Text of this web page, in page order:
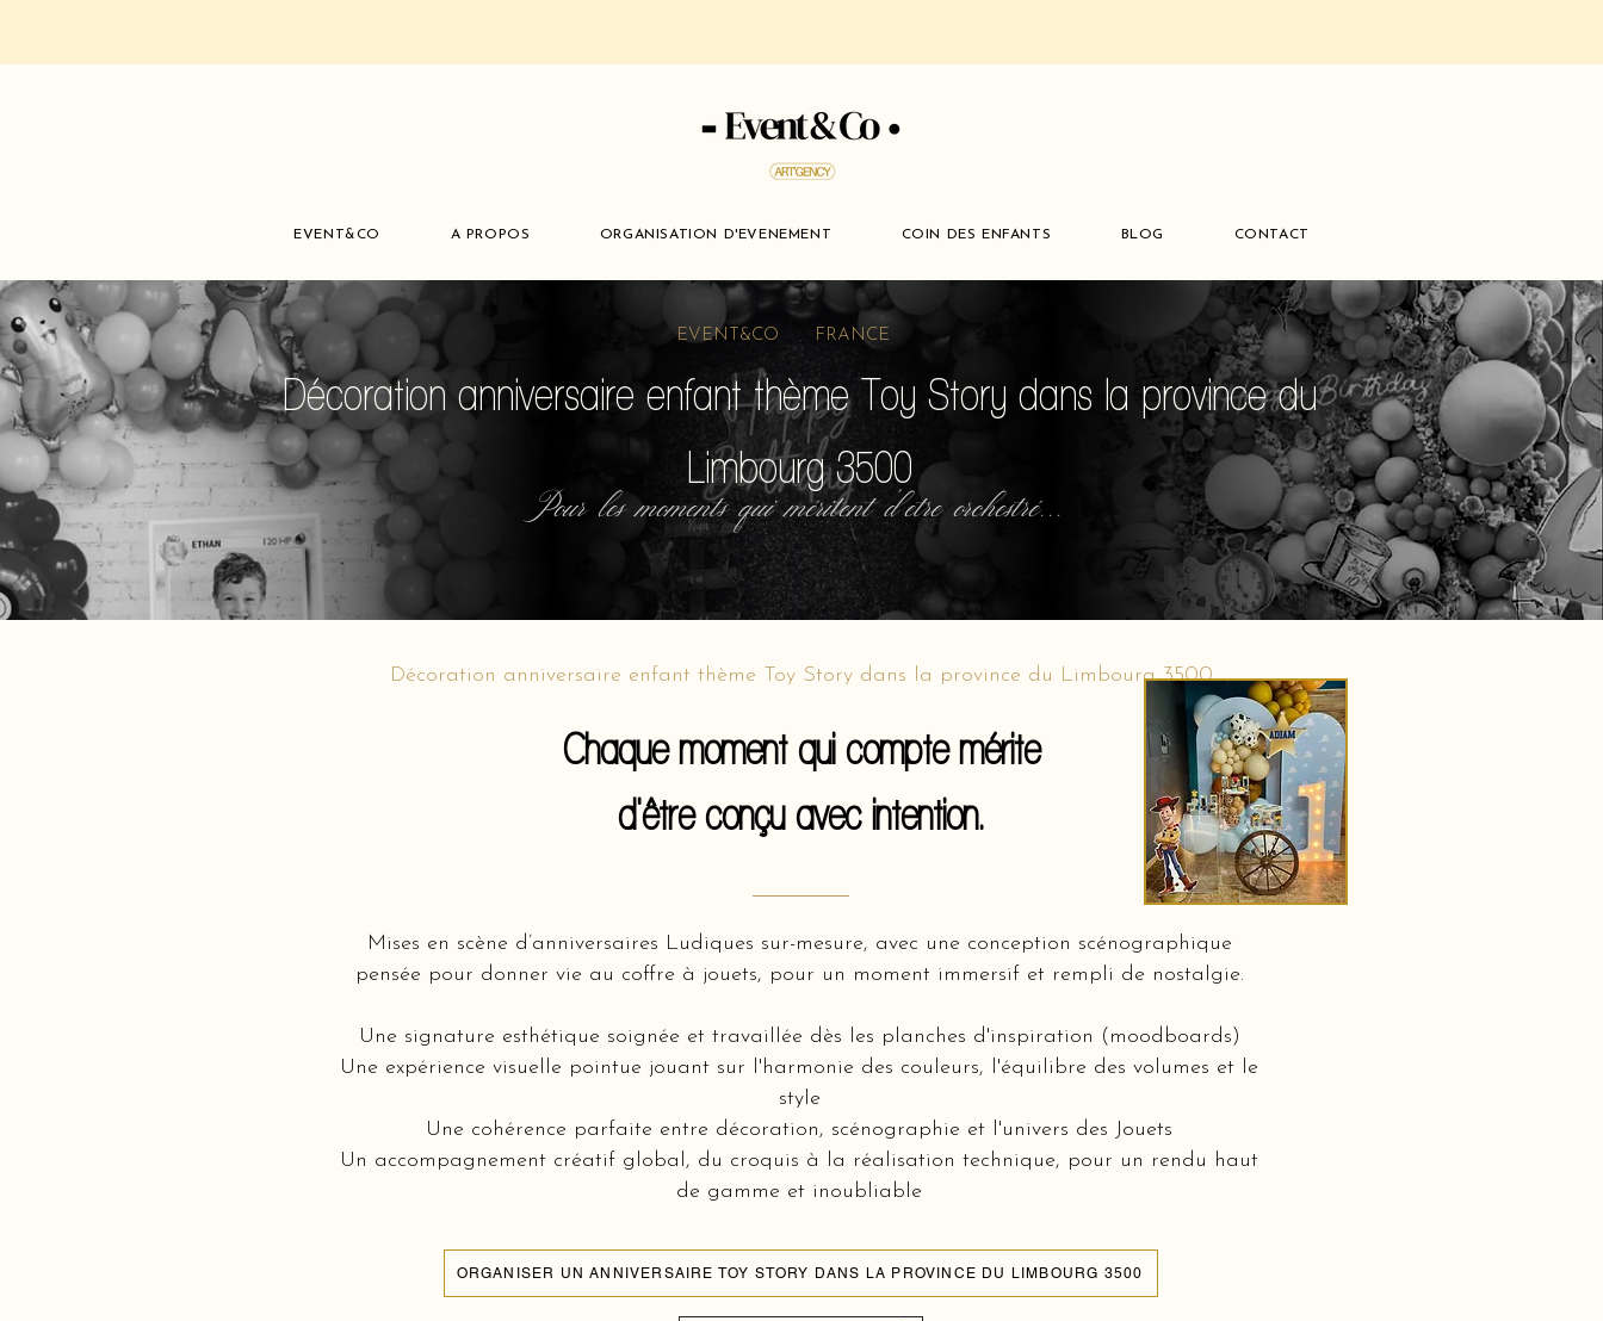
EVENT&CO A PROPOS ORGANISATION D'EVENEMENT COIN DES ENFANTS BLOG CONTACT
EVENT&CO FRANCE
Décoration anniversaire enfant thème Toy Story dans la province du
Limbourg 3500
Pour les moments qui méritent d'etre orchestré...
Décoration anniversaire enfant thème Toy Story dans la province du Limbourg 3500
Chaque moment qui compte mérite
d'être conçu avec intention.
Mises en scène d’anniversaires Ludiques sur-mesure, avec une conception scénographique
pensée pour donner vie au coffre à jouets, pour un moment immersif et rempli de nostalgie.
Une signature esthétique soignée et travaillée dès les planches d'inspiration (moodboards)
Une expérience visuelle pointue jouant sur l'harmonie des couleurs, l'équilibre des volumes et le
style
Une cohérence parfaite entre décoration, scénographie et l'univers des Jouets
Un accompagnement créatif global, du croquis à la réalisation technique, pour un rendu haut
de gamme et inoubliable
ORGANISER UN ANNIVERSAIRE TOY STORY DANS LA PROVINCE DU LIMBOURG 3500